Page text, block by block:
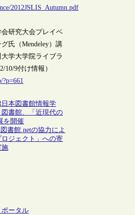
2012JSLIS_Autumn.pdf
研究大会プレイベ
氏（Mendeley）講
学大学院ライブラ
10/9付け情報）
?p=661
日本図書館情報学
書館、「近現代の
を開催
書館.netの協力によ
ジェクト」への寄
施
ータル